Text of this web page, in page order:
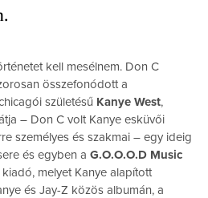
kell mesélnem. Don C
összefonódott a
születésű Kanye West,
– Don C volt Kanye esküvői
személyes és szakmai – egy ideig
és egyben a G.O.O.O.D Music
melyet Kanye alapított
és Jay-Z közös albumán, a